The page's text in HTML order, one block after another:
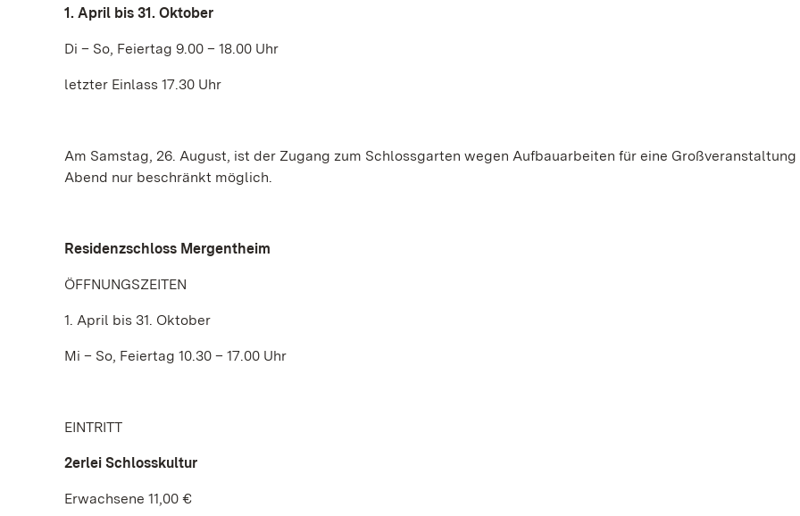
1. April bis 31. Oktober
Di – So, Feiertag 9.00 – 18.00 Uhr
letzter Einlass 17.30 Uhr
Am Samstag, 26. August, ist der Zugang zum Schlossgarten wegen Aufbauarbeiten für eine Großveranstaltung
Abend nur beschränkt möglich.
Residenzschloss Mergentheim
ÖFFNUNGSZEITEN
1. April bis 31. Oktober
Mi – So, Feiertag 10.30 – 17.00 Uhr
EINTRITT
2erlei Schlosskultur
Erwachsene 11,00 €